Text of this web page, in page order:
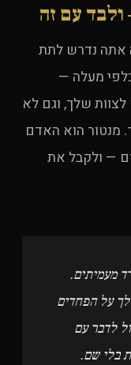
עם זה
אתה נדרש לתת
מעלה —
שלך, וגם לא
מנטור הוא האדם
— ולקבל את
מעמיתים.
על הפחדים
לדבר עם
בלי שם.